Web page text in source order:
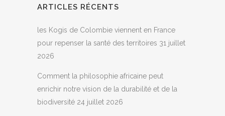
ARTICLES RÉCENTS
les Kogis de Colombie viennent en France
pour repenser la santé des territoires 31 juillet
2026
Comment la philosophie africaine peut
enrichir notre vision de la durabilité et de la
biodiversité 24 juillet 2026